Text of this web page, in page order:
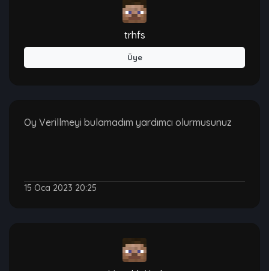
trhfs
Üye
Oy Verillmeyi bulamadım yardımcı olurmusunuz
15 Oca 2023 20:25